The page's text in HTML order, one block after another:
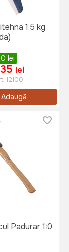
1.5 kg
lei
lei
12100
Adaugă
Padurar 1:0